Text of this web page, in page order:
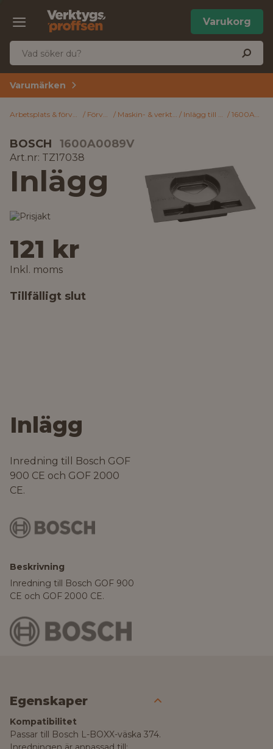
Varukorg
Varumärken
Arbetsplats & förvaring Förvaring Maskin- & verktygsförvaring Inlägg till förvaringsväska 1600A0089V Bosch Inlägg
BOSCH 1600A0089V
Art.nr: TZ17038
Inlägg
121 kr
Inkl. moms
Tillfälligt slut
Inlägg
Inredning till Bosch GOF
900 CE och GOF 2000
CE.
Beskrivning
Inredning till Bosch GOF 900
CE och GOF 2000 CE.
Egenskaper
Kompatibilitet
Passar till Bosch L-BOXX-väska 374.